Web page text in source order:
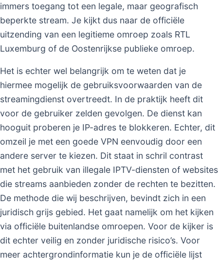
immers toegang tot een legale, maar geografisch
beperkte stream. Je kijkt dus naar de officiële
uitzending van een legitieme omroep zoals RTL
Luxemburg of de Oostenrijkse publieke omroep.
Het is echter wel belangrijk om te weten dat je
hiermee mogelijk de gebruiksvoorwaarden van de
streamingdienst overtreedt. In de praktijk heeft dit
voor de gebruiker zelden gevolgen. De dienst kan
hooguit proberen je IP-adres te blokkeren. Echter, dit
omzeil je met een goede VPN eenvoudig door een
andere server te kiezen. Dit staat in schril contrast
met het gebruik van illegale IPTV-diensten of websites
die streams aanbieden zonder de rechten te bezitten.
De methode die wij beschrijven, bevindt zich in een
juridisch grijs gebied. Het gaat namelijk om het kijken
via officiële buitenlandse omroepen. Voor de kijker is
dit echter veilig en zonder juridische risico’s. Voor
meer achtergrondinformatie kun je de officiële lijst